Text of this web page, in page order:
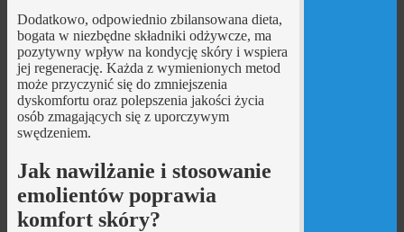
Dodatkowo, odpowiednio zbilansowana dieta,
bogata w niezbędne składniki odżywcze, ma
pozytywny wpływ na kondycję skóry i wspiera
jej regenerację. Każda z wymienionych metod
może przyczynić się do zmniejszenia
dyskomfortu oraz polepszenia jakości życia
osób zmagających się z uporczywym
swędzeniem.
Jak nawilżanie i stosowanie
emolientów poprawia
komfort skóry?